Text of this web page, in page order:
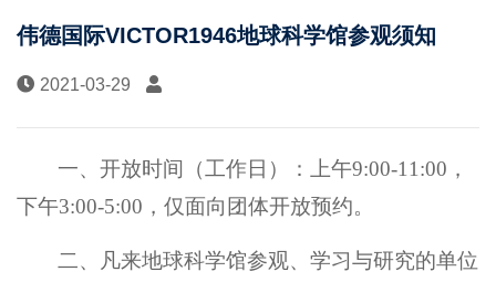
伟德国际VICTOR1946地球科学馆参观须知
2021-03-29
一、开放时间（工作日）：上午9:00-11:00 ，
下午3:00-5:00 ，仅面向团体开放预约。
二、凡来地球科学馆参观、学习与研究的单位